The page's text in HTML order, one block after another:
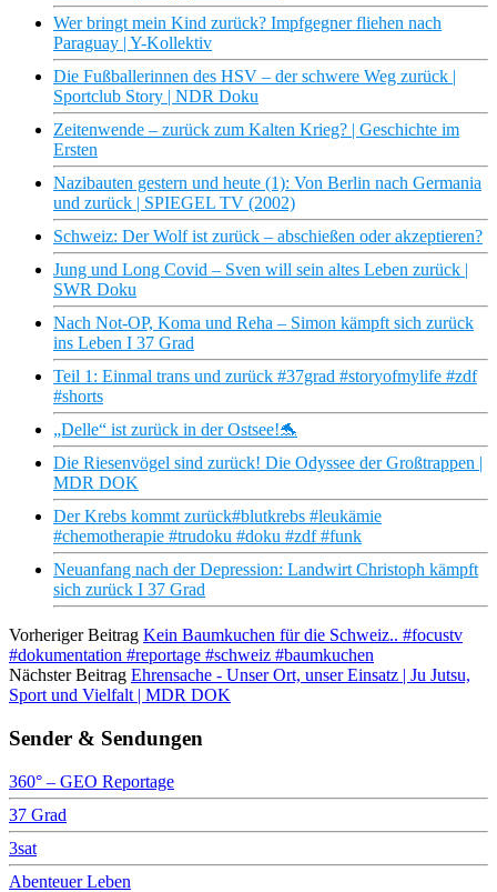
Wer bringt mein Kind zurück? Impfgegner fliehen nach
Paraguay | Y-Kollektiv
Die Fußballerinnen des HSV – der schwere Weg zurück |
Sportclub Story | NDR Doku
Zeitenwende – zurück zum Kalten Krieg? | Geschichte im
Ersten
Nazibauten gestern und heute (1): Von Berlin nach Germania
und zurück | SPIEGEL TV (2002)
Schweiz: Der Wolf ist zurück – abschießen oder akzeptieren?
Jung und Long Covid – Sven will sein altes Leben zurück |
SWR Doku
Nach Not-OP, Koma und Reha – Simon kämpft sich zurück
ins Leben I 37 Grad
Teil 1: Einmal trans und zurück #37grad #storyofmylife #zdf
#shorts
„Delle“ ist zurück in der Ostsee!🐬
Die Riesenvögel sind zurück! Die Odyssee der Großtrappen |
MDR DOK
Der Krebs kommt zurück#blutkrebs #leukämie
#chemotherapie #trudoku #doku #zdf #funk
Neuanfang nach der Depression: Landwirt Christoph kämpft
sich zurück I 37 Grad
Vorheriger Beitrag Kein Baumkuchen für die Schweiz.. #focustv
#dokumentation #reportage #schweiz #baumkuchen
Nächster Beitrag Ehrensache - Unser Ort, unser Einsatz | Ju Jutsu,
Sport und Vielfalt | MDR DOK
Sender & Sendungen
360° – GEO Reportage
37 Grad
3sat
Abenteuer Leben